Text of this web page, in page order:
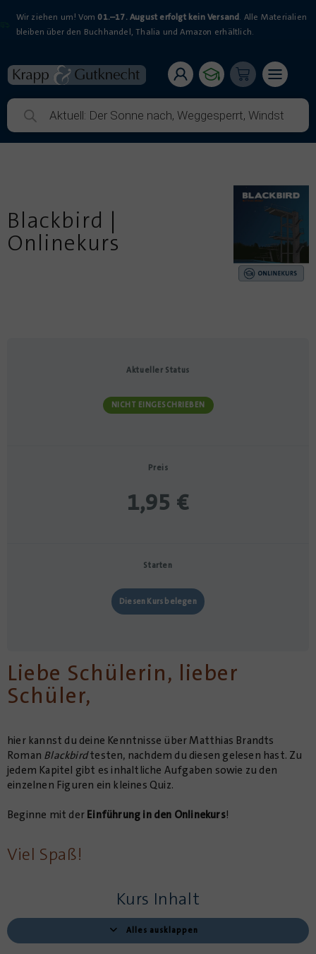
Wir ziehen um! Vom 01.–17. August erfolgt kein Versand. Alle Materialien
bleiben über den Buchhandel, Thalia und Amazon erhältlich.
Blackbird |
Onlinekurs
Aktueller Status
NICHT EINGESCHRIEBEN
Preis
1,95 €
Starten
Diesen Kurs belegen
Liebe Schülerin, lieber
Schüler,
hier kannst du deine Kenntnisse über Matthias Brandts
Roman Blackbirdtesten, nachdem du diesen gelesen hast. Zu
jedem Kapitel gibt es inhaltliche Aufgaben sowie zu den
einzelnen Figuren ein kleines Quiz.
Beginne mit der Einführung in den Onlinekurs!
Viel Spaß!
Kurs Inhalt
Alles ausklappen